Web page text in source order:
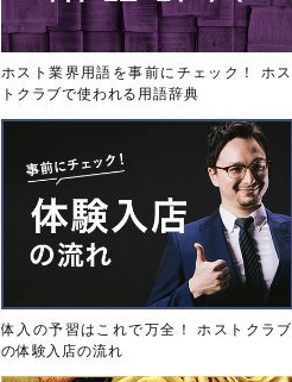
ホスト業界用語を事前にチェック！ ホス
トクラブで使われる用語辞典
体入の予習はこれで万全！ ホストクラブ
の体験入店の流れ